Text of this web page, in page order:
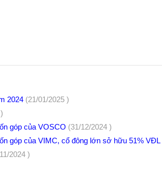
2024 (21/01/2025 )
góp của VOSCO (31/12/2024 )
góp của VIMC, cổ đông lớn sở hữu 51% VĐL
2024 )